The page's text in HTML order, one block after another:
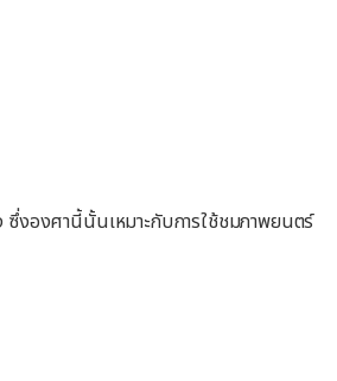
งองศานี้นั้นเหมาะกับการใช้ชมภาพยนตร์